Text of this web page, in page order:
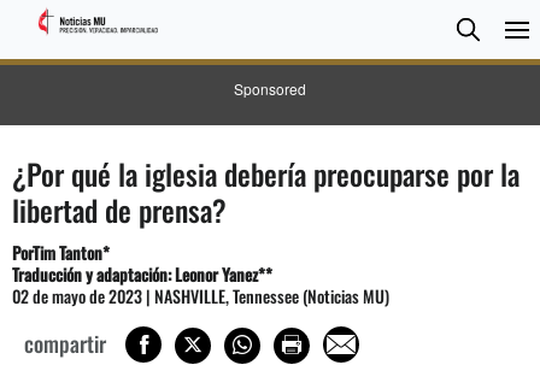
Sponsored
Search
¿Por qué la iglesia debería preocuparse por la
libertad de prensa?
PorTim Tanton*
Traducción y adaptación: Leonor Yanez**
02 de mayo de 2023 | NASHVILLE, Tennessee (Noticias MU)
compartir